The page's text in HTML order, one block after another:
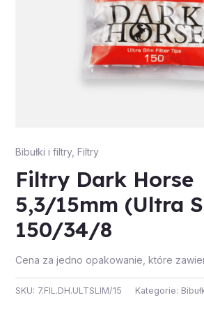
Bibułki i filtry, Filtry
Filtry Dark Horse
5,3/15mm (Ultra
150/34/8
Cena za jedno opakowanie, które
SKU: 7.FIL.DH.ULTSLIM/15 Kategorie: